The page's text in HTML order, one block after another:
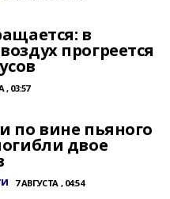
в
прогреется
, 03:57
по вине пьяного
двое
7 АВГУСТА , 04:54